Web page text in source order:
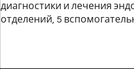
диагностики и лечения
отделений, 5